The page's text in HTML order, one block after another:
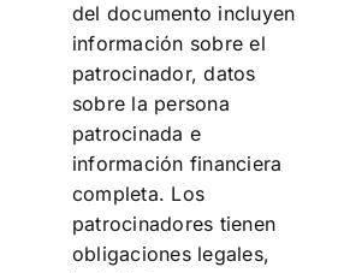
del documento incluyen
información sobre el
patrocinador, datos
sobre la persona
patrocinada e
información financiera
completa. Los
patrocinadores tienen
obligaciones legales,